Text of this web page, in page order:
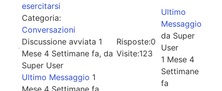
esercitarsi
Categoria:
Conversazioni
Discussione avviata 1
Mese 4 Settimane fa, da
Super User
Ultimo Messaggio 1
Mese 4 Settimane fa
Risposte:0
Visite:123
Ultimo
Messaggio
da Super
User
1 Mese 4
Settimane
fa